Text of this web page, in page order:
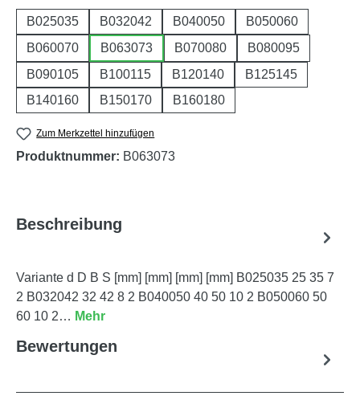
B025035 B032042 B040050
B050060
B060070
B063073 B070080
B080095
B090105
B100115 B120140
B125145
B140160
B150170 B160180
Zum Merkzettel hinzufügen
Produktnummer: B063073
Beschreibung
Variante d D B S [mm] [mm] [mm] [mm] B025035 25 35 7
2 B032042 32 42 8 2 B040050 40 50 10 2 B050060 50
60 10 2… Mehr
Bewertungen